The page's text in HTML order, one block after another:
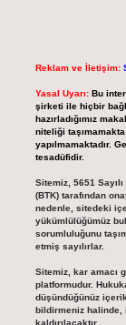
Reklam ve İletişim:
Yasal Uyarı: Bu
şirketi ile hiçbir
hazırladığımız
niteliği
yapılmamaktadır.
tesadüfidir.
Sitemiz, 5651
(BTK) tarafından
nedenle, sitedeki
yükümlülüğümüz
sorumluluğunu
etmiş sayılırlar.
Sitemiz, kar amacı
platformudur.
düşündüğünüz
bildirmeniz